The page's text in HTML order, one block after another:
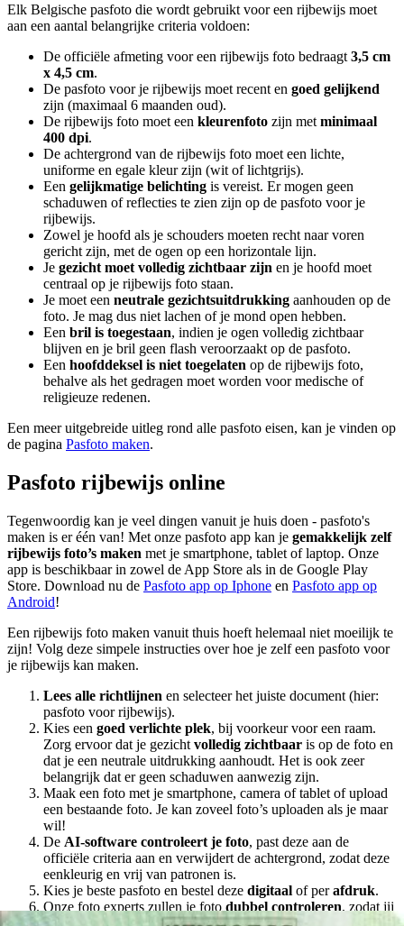
Elk Belgische pasfoto die wordt gebruikt voor een rijbewijs moet
aan een aantal belangrijke criteria voldoen:
De officiële afmeting voor een rijbewijs foto bedraagt 3,5 cm
x 4,5 cm.
De pasfoto voor je rijbewijs moet recent en goed gelijkend
zijn (maximaal 6 maanden oud).
De rijbewijs foto moet een kleurenfoto zijn met minimaal
400 dpi.
De achtergrond van de rijbewijs foto moet een lichte,
uniforme en egale kleur zijn (wit of lichtgrijs).
Een gelijkmatige belichting is vereist. Er mogen geen
schaduwen of reflecties te zien zijn op de pasfoto voor je
rijbewijs.
Zowel je hoofd als je schouders moeten recht naar voren
gericht zijn, met de ogen op een horizontale lijn.
Je gezicht moet volledig zichtbaar zijn en je hoofd moet
centraal op je rijbewijs foto staan.
Je moet een neutrale gezichtsuitdrukking aanhouden op de
foto. Je mag dus niet lachen of je mond open hebben.
Een bril is toegestaan, indien je ogen volledig zichtbaar
blijven en je bril geen flash veroorzaakt op de pasfoto.
Een hoofddeksel is niet toegelaten op de rijbewijs foto,
behalve als het gedragen moet worden voor medische of
religieuze redenen.
Een meer uitgebreide uitleg rond alle pasfoto eisen, kan je vinden op
de pagina Pasfoto maken.
Pasfoto rijbewijs online
Tegenwoordig kan je veel dingen vanuit je huis doen - pasfoto's
maken is er één van! Met onze pasfoto app kan je gemakkelijk zelf
rijbewijs foto’s maken met je smartphone, tablet of laptop. Onze
app is beschikbaar in zowel de App Store als in de Google Play
Store. Download nu de Pasfoto app op Iphone en Pasfoto app op
Android!
Een rijbewijs foto maken vanuit thuis hoeft helemaal niet moeilijk te
zijn! Volg deze simpele instructies over hoe je zelf een pasfoto voor
je rijbewijs kan maken.
Lees alle richtlijnen en selecteer het juiste document (hier:
pasfoto voor rijbewijs).
Kies een goed verlichte plek, bij voorkeur voor een raam.
Zorg ervoor dat je gezicht volledig zichtbaar is op de foto en
dat je een neutrale uitdrukking aanhoudt. Het is ook zeer
belangrijk dat er geen schaduwen aanwezig zijn.
Maak een foto met je smartphone, camera of tablet of upload
een bestaande foto. Je kan zoveel foto’s uploaden als je maar
wil!
De AI-software controleert je foto, past deze aan de
officiële criteria aan en verwijdert de achtergrond, zodat deze
eenkleurig en vrij van patronen is.
Kies je beste pasfoto en bestel deze digitaal of perafdruk.
Onze foto experts zullen je foto dubbel controleren, zodat jij
zekerheid hebt dat je foto geaccepteerd zal worden.